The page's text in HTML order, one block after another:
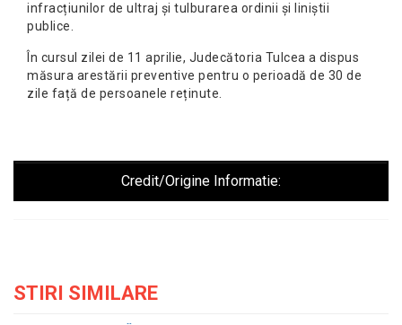
infracțiunilor de ultraj și tulburarea ordinii și liniștii
publice.
În cursul zilei de 11 aprilie, Judecătoria Tulcea a dispus
măsura arestării preventive pentru o perioadă de 30 de
zile față de persoanele reținute.
Credit/Origine Informatie:
STIRI SIMILARE